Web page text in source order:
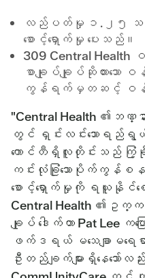
လည်ပတ်မှု ၁.၂၅ သန်းတွ
စောင့်ရှောက်မှု ပေးသည်။
309 Central Health
စာချုပ်ချုပ်ဆိုထားသော ဝ
ကွန်ရက်မှတဆင့် ဝန်ဆောင်
"Central Health ၏ဘဏ္
တွင် ရှင်းလင်းသောရည်
ကောင်တီရှိလူတိုင်းသည် ကြံ့
ကင်းလုံခြုံသောပိုက်ကွန်စန
စောင့်ရှောက်မှုကို ရယူနိုင်စ
Central Health ၏ဥ
ချုပ် ဒေါက်တာ Pat Lee
ဖက်ဒရယ် မသေချာမရေ
ဦးတည်ချက်များရှိနေသေ